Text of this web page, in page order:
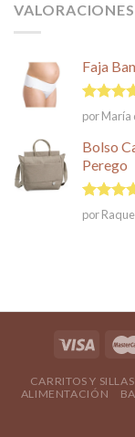
Faja
Valorado
en
5
por María
Bolso
Perego
Valorado
5
de 5
por
CARRITOS Y
ALIMENTACIÓN